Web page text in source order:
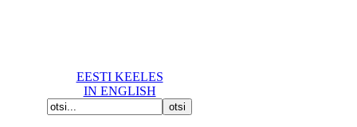
EESTI KEELES
IN ENGLISH